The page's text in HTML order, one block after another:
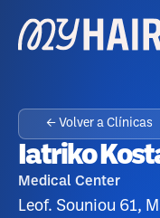
← Volver a Clínicas
Iatriko
Medical Center
Leof. Souniou 61,